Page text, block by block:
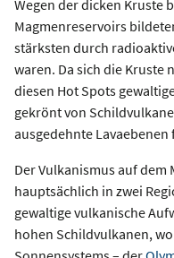
Wegen der dicken Kruste
Magmenreservoirs
stärksten durch
waren. Da sich die Kruste
diesen Hot Spots
gekrönt von
ausgedehnte Lavaebenen
Der Vulkanismus auf
hauptsächlich in zwei
gewaltige vulkanische
hohen Schildvulkanen,